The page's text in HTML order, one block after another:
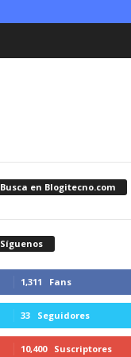
Busca en Blogitecno.com
Síguenos
1,311 Fans
33 Seguidores
10,400 Suscriptores